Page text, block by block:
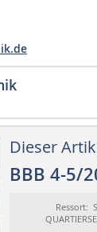
Dieser
BBB 4-5/
Ressort: